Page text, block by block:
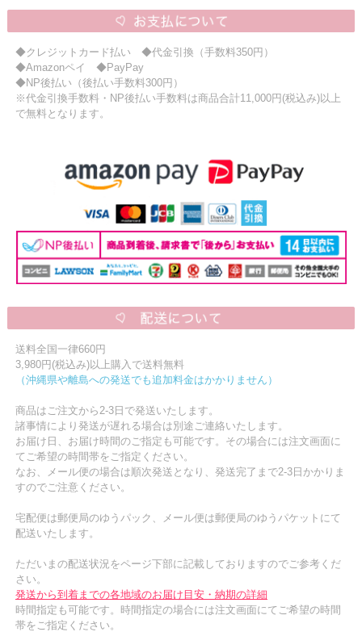
◆クレジットカード払い ◆代金引換（手数料350円）
◆Amazonペイ ◆PayPay
◆NP後払い（後払い手数料300円）
※代金引換手数料・NP後払い手数料は商品合計11,000円(税込み)以上
で無料となります。
送料全国一律660円
3,980円(税込み)以上購入で送料無料
（沖縄県や離島への発送でも追加料金はかかりません）
商品はご注文から2-3日で発送いたします。
諸事情により発送が遅れる場合は別途ご連絡いたします。
お届け日、お届け時間のご指定も可能です。その場合には注文画面に
てご希望の時間帯をご指定ください。
なお、メール便の場合は順次発送となり、発送完了まで2-3日かかりま
すのでご注意ください。
宅配便は郵便局のゆうパック、メール便は郵便局のゆうパケットにて
配送いたします。
ただいまの配送状況をページ下部に記載しておりますのでご参考くだ
さい。
発送から到着までの各地域のお届け目安・納期の詳細
時間指定も可能です。時間指定の場合には注文画面にてご希望の時間
帯をご指定ください。